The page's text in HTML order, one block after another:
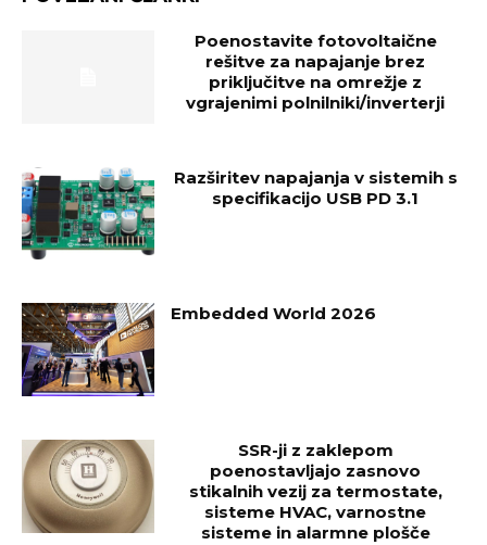
Poenostavite fotovoltaične
rešitve za napajanje brez
priključitve na omrežje z
vgrajenimi polnilniki/inverterji
Razširitev napajanja v sistemih s
specifikacijo USB PD 3.1
Embedded World 2026
SSR-ji z zaklepom
poenostavljajo zasnovo
stikalnih vezij za termostate,
sisteme HVAC, varnostne
sisteme in alarmne plošče